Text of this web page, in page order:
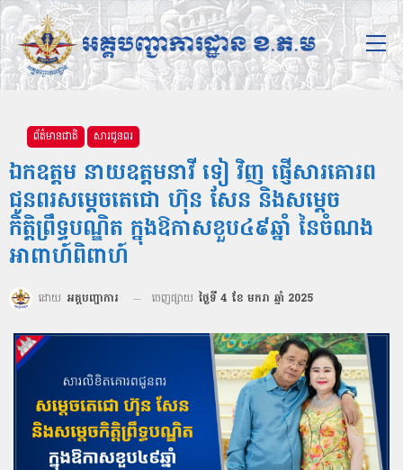
ព័ត៌មានជាតិ សារជូនពរ
ឯកឧត្តម នាយឧត្ដមនាវី ទៀ វិញ ផ្ញើសារគោរព
ជូនពរសម្តេចតេជោ ហ៊ុន សែន និងសម្តេច
កិត្តិព្រឹទ្ធបណ្ឌិត ក្នុងឱកាសខួប៤៩ឆ្នាំ នៃចំណង
អាពាហ៍ពិពាហ៍
ដោយ អគ្គបញ្ជាការ ចេញផ្សាយ ថ្ងៃទី 4 ខែ មករា ឆ្នាំ 2025